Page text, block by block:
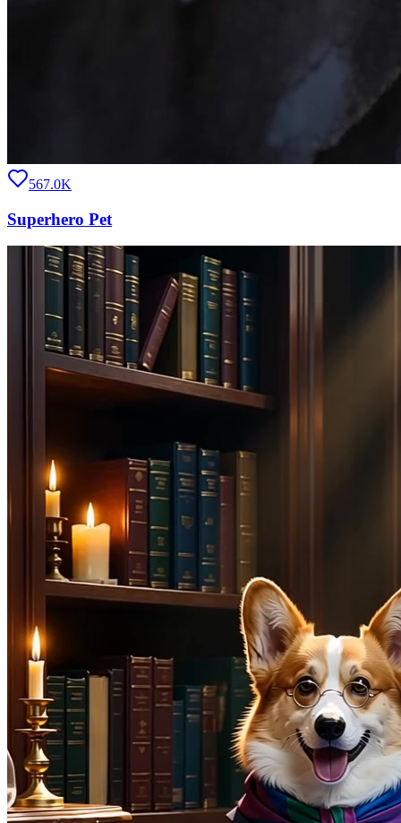
567.0K
Superhero Pet